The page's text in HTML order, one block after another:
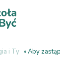
i Ty »Aby